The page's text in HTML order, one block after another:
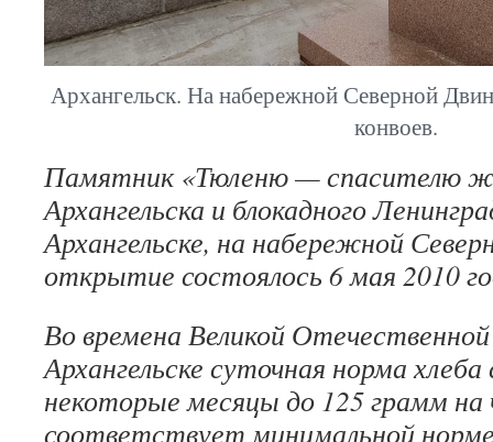
Архангельск. На набережной Северной
конвоев.
Памятник «Тюленю — спасителю
Архангельска и блокадного
Архангельске, на набережной
открытие состоялось 6 мая 2010
Во времена Великой
Архангельске суточная норма
некоторые месяцы до 125 грамм на
соответствует минимальной